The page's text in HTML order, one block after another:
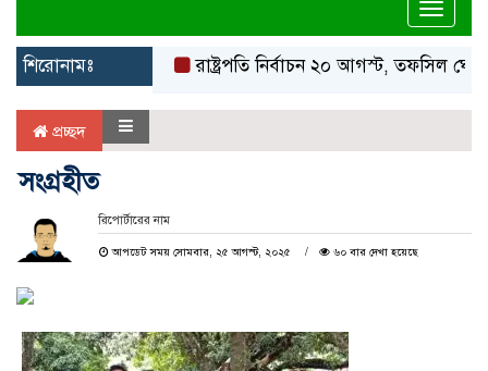
শিরোনামঃ রাষ্ট্রপতি নির্বাচন ২০ আগস্ট, তফসিল
প্রচ্ছদ
সংগ্রহীত
রিপোর্টারের নাম
আপডেট সময় সোমবার, ২৫ আগস্ট, ২০২৫ ৬০ বার দেখা হয়েছে